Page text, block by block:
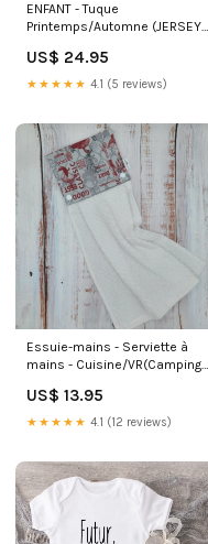
ENFANT - Tuque
Printemps/Automne (JERSEY)
Magenta Foncé chandail
US$ 24.95
★★★★★ 4.1 (5 reviews)
Essuie-mains - Serviette à
mains - Cuisine/VR(Camping)
Marché Local - Rouge et grise
Stretch
US$ 13.95
★★★★★ 4.1 (12 reviews)